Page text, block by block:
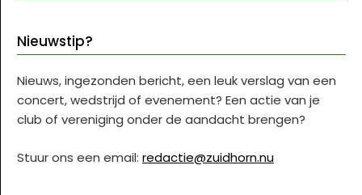
Nieuwstip?
Nieuws, ingezonden bericht, een leuk verslag van een
concert, wedstrijd of evenement? Een actie van je
club of vereniging onder de aandacht brengen?
Stuur ons een email: redactie@zuidhorn.nu